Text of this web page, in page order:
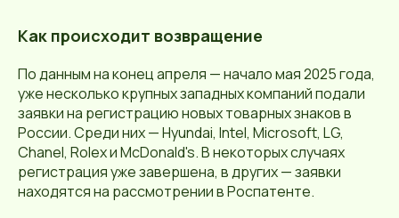
Как происходит возвращение
По данным на конец апреля — начало мая 2025 года,
уже несколько крупных западных компаний подали
заявки на регистрацию новых товарных знаков в
России. Среди них — Hyundai, Intel, Microsoft, LG,
Chanel, Rolex и McDonald's. В некоторых случаях
регистрация уже завершена, в других — заявки
находятся на рассмотрении в Роспатенте.